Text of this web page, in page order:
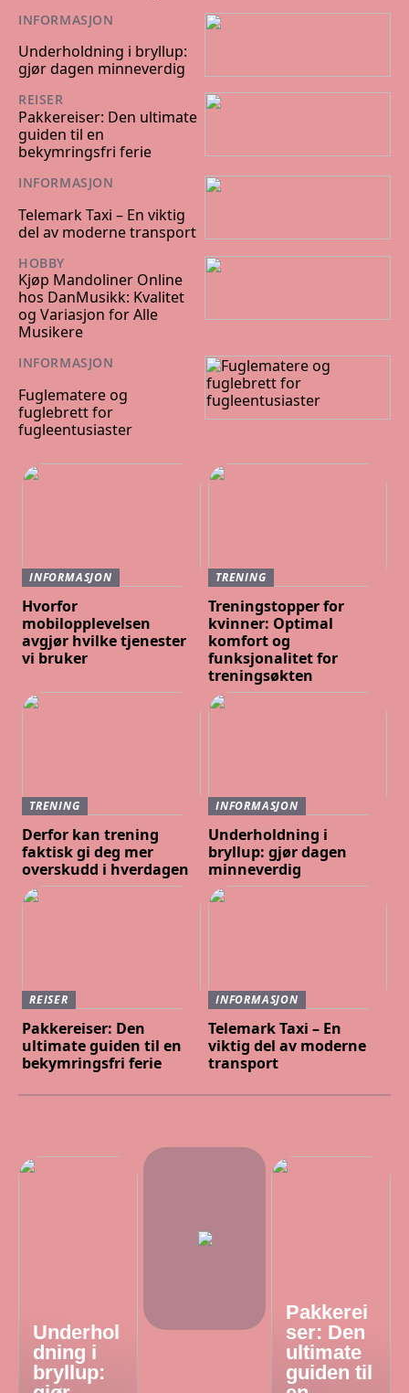
INFORMASJON
Underholdning i bryllup:
gjør dagen minneverdig
REISER
Pakkereiser: Den ultimate
guiden til en
bekymringsfri ferie
INFORMASJON
Telemark Taxi – En viktig
del av moderne transport
HOBBY
Kjøp Mandoliner Online
hos DanMusikk: Kvalitet
og Variasjon for Alle
Musikere
INFORMASJON
Fuglematere og
fuglebrett for
fugleentusiaster
INFORMASJON
Hvorfor
mobilopplevelsen
avgjør hvilke tjenester
vi bruker
TRENING
Treningstopper for
kvinner: Optimal
komfort og
funksjonalitet for
treningsøkten
TRENING
Derfor kan trening
faktisk gi deg mer
overskudd i hverdagen
INFORMASJON
Underholdning i
bryllup: gjør dagen
minneverdig
REISER
Pakkereiser: Den
ultimate guiden til en
bekymringsfri ferie
INFORMASJON
Telemark Taxi – En
viktig del av moderne
transport
Underhol
dning i
bryllup:
Pakkerei
ser: Den
ultimate
guiden til